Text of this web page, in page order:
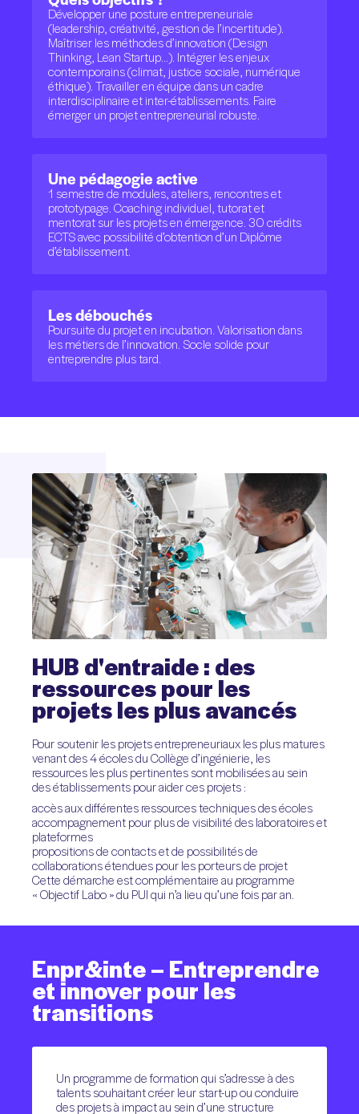
Développer une posture entrepreneuriale
(leadership, créativité, gestion de l’incertitude).
Maîtriser les méthodes d’innovation (Design
Thinking, Lean Startup…). Intégrer les enjeux
contemporains (climat, justice sociale, numérique
éthique). Travailler en équipe dans un cadre
interdisciplinaire et inter-établissements. Faire
émerger un projet entrepreneurial robuste.
Une pédagogie active
1 semestre de modules, ateliers, rencontres et
prototypage. Coaching individuel, tutorat et
mentorat sur les projets en émergence. 30 crédits
ECTS avec possibilité d’obtention d’un Diplôme
d’établissement.
Les débouchés
Poursuite du projet en incubation. Valorisation dans
les métiers de l’innovation. Socle solide pour
entreprendre plus tard.
HUBd'entraide:des
ressourcespourles
projetslesplusavancés
Pour soutenir les projets entrepreneuriaux les plus matures
venant des 4 écoles du Collège d’ingénierie, les
ressources les plus pertinentes sont mobilisées au sein
des établissements pour aider ces projets :
accès aux différentes ressources techniques des écoles
accompagnement pour plus de visibilité des laboratoires et
plateformes
propositions de contacts et de possibilités de
collaborations étendues pour les porteurs de projet
Cette démarche est complémentaire au programme
« Objectif Labo » du PUI qui n’a lieu qu’une fois par an.
Enpr&inte–Entreprendre
etinnoverpourles
transitions
Un programme de formation qui s’adresse à des
talents souhaitant créer leur start-up ou conduire
des projets à impact au sein d’une structure